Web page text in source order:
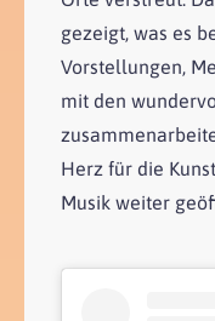
gezeigt, was es
Vorstellungen,
mit den
Herz für die
Musik weiter